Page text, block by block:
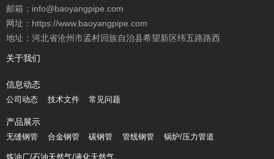
邮箱： info@baoyangpipe.com
网址：https://www.baoyangpipe.com
地址：河北省沧州市孟村回族自治县希望新区纬五路路西
关于我们
信息动态
公司动态 技术文件 常见问题
产品展示
无缝钢管 合金钢管 碳钢管 管线钢管 锅炉/压力管道
炼油厂/石油天然气/液化天然气